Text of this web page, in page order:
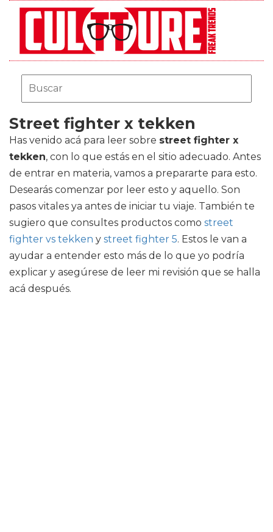
Street fighter x tekken
Has venido acá para leer sobre street fighter x
tekken, con lo que estás en el sitio adecuado. Antes
de entrar en materia, vamos a prepararte para esto.
Desearás comenzar por leer esto y aquello. Son
pasos vitales ya antes de iniciar tu viaje. También te
sugiero que consultes productos como street
fighter vs tekken y street fighter 5. Estos le van a
ayudar a entender esto más de lo que yo podría
explicar y asegúrese de leer mi revisión que se halla
acá después.